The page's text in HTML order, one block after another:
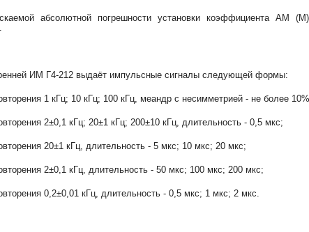
абсолютной погрешности установки коэффициента АМ
ИМ Г4-212 выдаёт импульсные сигналы следующей формы:
1 кГц; 10 кГц; 100 кГц, меандр с несимметрией - не более
2±0,1 кГц; 20±1 кГц; 200±10 кГц, длительность - 0,5 мкс;
20±1 кГц, длительность - 5 мкс; 10 мкс; 20 мкс;
2±0,1 кГц, длительность - 50 мкс; 100 мкс; 200 мкс;
0,2±0,01 кГц, длительность - 0,5 мкс; 1 мкс; 2 мкс.